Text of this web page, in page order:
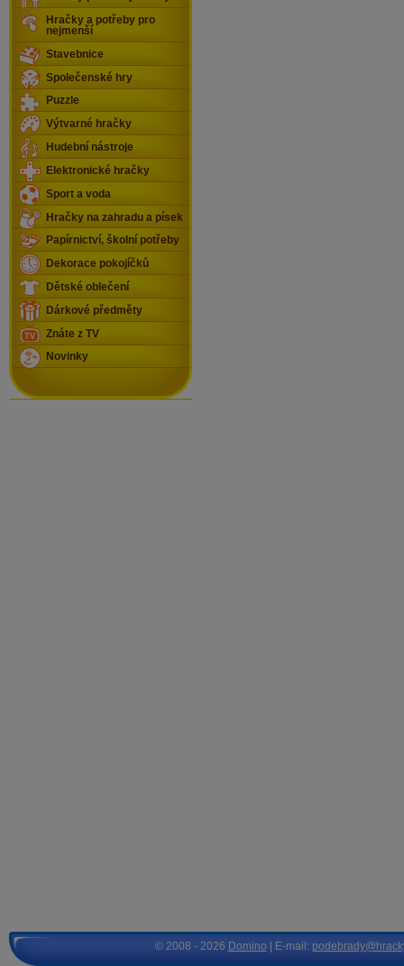
Hračky a potřeby pro
nejmenší
Stavebnice
Společenské hry
Puzzle
Výtvarné hračky
Hudební nástroje
Elektronické hračky
Sport a voda
Hračky na zahradu a písek
Papírnictví, školní potřeby
Dekorace pokojíčků
Dětské oblečení
Dárkové předměty
Znáte z TV
Novinky
© 2008 - 2026 Domino | E-mail: